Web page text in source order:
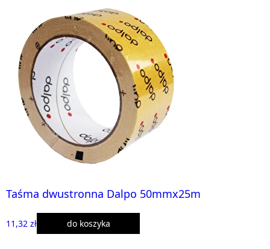
Taśma dwustronna Dalpo 50mmx25m
11,32 zł do koszyka